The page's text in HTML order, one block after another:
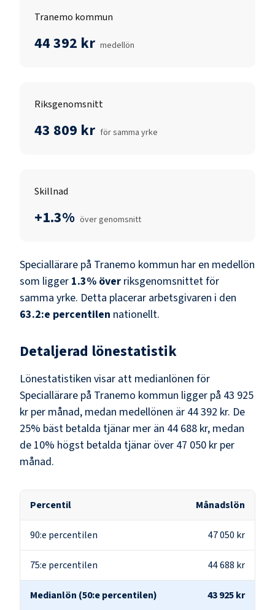
Tranemo kommun
44 392 kr medellön
Riksgenomsnitt
43 809 kr för samma yrke
Skillnad
+1.3% över genomsnitt
Speciallärare på Tranemo kommun har en medellön
som ligger 1.3% över riksgenomsnittet för
samma yrke. Detta placerar arbetsgivaren i den
63.2:e percentilen nationellt.
Detaljerad lönestatistik
Lönestatistiken visar att medianlönen för
Speciallärare på Tranemo kommun ligger på 43 925
kr per månad, medan medellönen är 44 392 kr. De
25% bäst betalda tjänar mer än 44 688 kr, medan
de 10% högst betalda tjänar över 47 050 kr per
månad.
Percentil Månadslön
90:e percentilen 47 050 kr
75:e percentilen 44 688 kr
Medianlön (50:e percentilen) 43 925 kr